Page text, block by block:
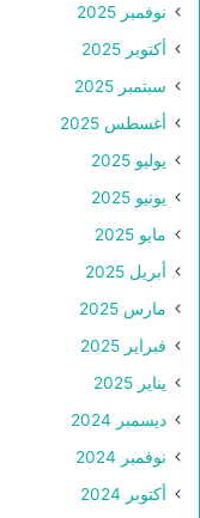
نوفمبر 2025
أكتوبر 2025
سبتمبر 2025
أغسطس 2025
يوليو 2025
يونيو 2025
مايو 2025
أبريل 2025
مارس 2025
فبراير 2025
يناير 2025
ديسمبر 2024
نوفمبر 2024
أكتوبر 2024